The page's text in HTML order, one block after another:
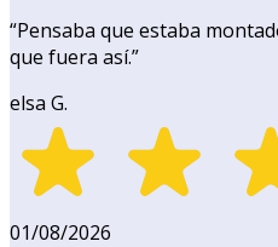
“Pensaba que estaba
que fuera así.”
elsa G.
01/08/2026